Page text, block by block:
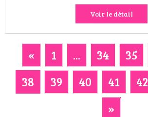
Voir le détail
« 1 ... 34 35
38
39 40 41 42
»